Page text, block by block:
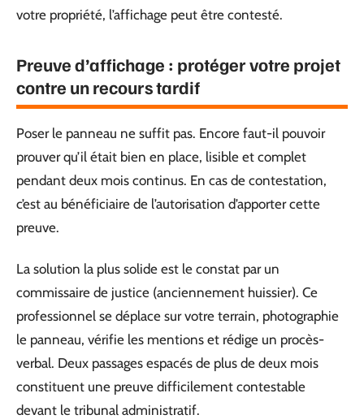
votre propriété, l’affichage peut être contesté.
Preuve d’affichage : protéger votre projet
contre un recours tardif
Poser le panneau ne suffit pas. Encore faut-il pouvoir
prouver qu’il était bien en place, lisible et complet
pendant deux mois continus. En cas de contestation,
c’est au bénéficiaire de l’autorisation d’apporter cette
preuve.
La solution la plus solide est le constat par un
commissaire de justice (anciennement huissier). Ce
professionnel se déplace sur votre terrain, photographie
le panneau, vérifie les mentions et rédige un procès-
verbal. Deux passages espacés de plus de deux mois
constituent une preuve difficilement contestable
devant le tribunal administratif.